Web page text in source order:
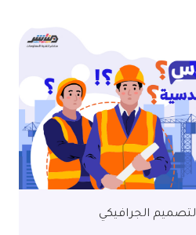
الجرافيكي